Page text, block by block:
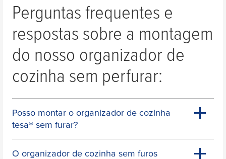
Perguntas frequentes e
respostas sobre a montagem
do nosso organizador de
cozinha sem perfurar:
Posso montar o organizador de cozinha
tesa® sem furar?
O organizador de cozinha sem furos